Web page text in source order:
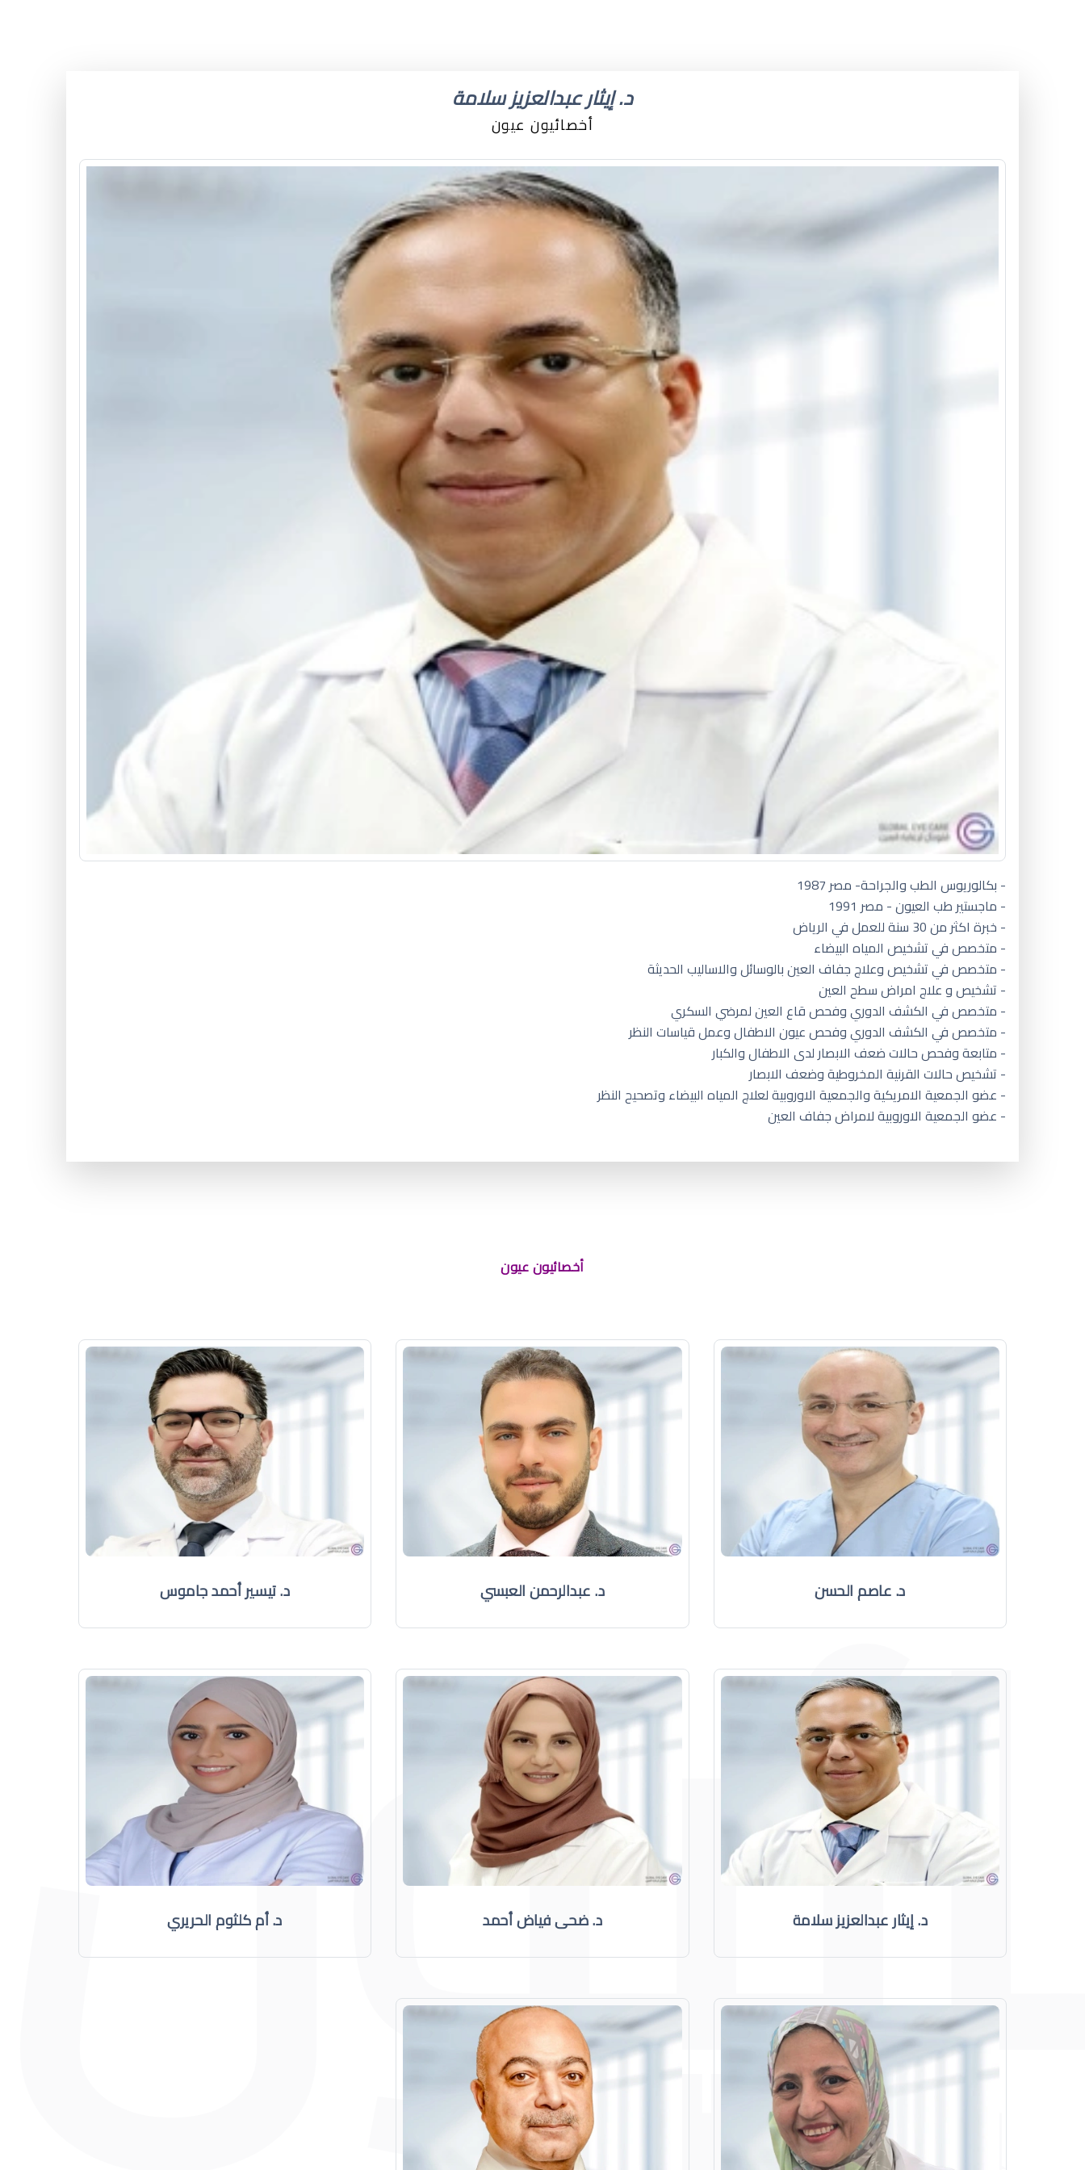
د. إيثار عبدالعزيز سلامة
أخصائيون عيون
- بكالوريوس الطب والجراحة- مصر 1987
- ماجستير طب العيون - مصر 1991
- خبرة اكثر من 30 سنة للعمل في الرياض
- متخصص في تشخيص المياه البيضاء
- متخصص في تشخيص وعلاج جفاف العين بالوسائل والاساليب الحديثة
- تشخيص و علاج امراض سطح العين
- متخصص في الكشف الدوري وفحص قاع العين لمرضي السكري
- متخصص في الكشف الدوري وفحص عيون الاطفال وعمل قياسات النظر
- متابعة وفحص حالات ضعف الابصار لدى الاطفال والكبار
- تشخيص حالات القرنية المخروطية وضعف الابصار
- عضو الجمعية الامريكية والجمعية الاوروبية لعلاج المياه البيضاء وتصحيح النظر
- عضو الجمعية الاوروبية لامراض جفاف العين
أخصائيون عيون
د. عاصم الحسن د. عبدالرحمن العبسي د. تيسير أحمد جاموس
د. إيثار عبدالعزيز سلامة د. ضحى فياض أحمد د. أم كلثوم الحريري